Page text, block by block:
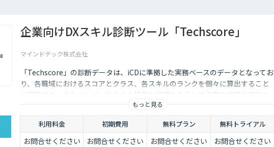
企業向けDXスキル診断ツール「Techscore」
マインドテック株式会社
「Techscore」の診断データは、iCDに準拠した実務ベースのデータとなってお
り、各職域におけるスコアとクラス、各スキルのランクを個々に算出すること
が可能です。またメンバーのスキル状態を確認することで必要な学習の選定や
PJメンバーの選定にもご活用いただけます。
もっと見る
利用料金 初期費用 無料プラン 無料トライアル
お問合せください お問合せください お問合せください お問合せください